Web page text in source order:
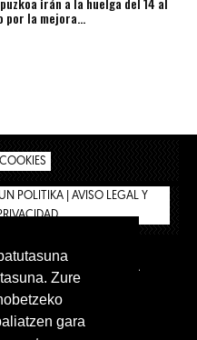
por la mejora...
POLITIKA | AVISO LEGAL Y
TIENDA
Castellano
Zure
gara